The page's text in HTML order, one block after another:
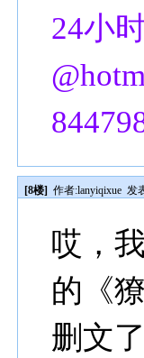
24小
[8楼] 作者:lanyiqixue 发
哎，
的《
删文